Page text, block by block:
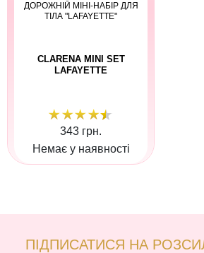
ДОРОЖНІЙ МІНІ-НАБІР ДЛЯ
ТІЛА "LAFAYETTE"
CLARENA MINI SET
LAFAYETTE
343 грн.
Немає у наявності
ПІДПИСАТИСЯ НА